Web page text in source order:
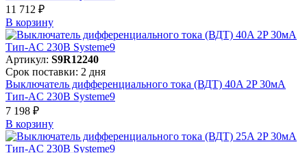
11 712 ₽
В корзинy
Артикул: S9R12240
Срок поставки: 2 дня
Выключатель дифференциального тока (ВДТ) 40A 2P 30мА
Тип-AC 230В Systeme9
7 198 ₽
В корзинy